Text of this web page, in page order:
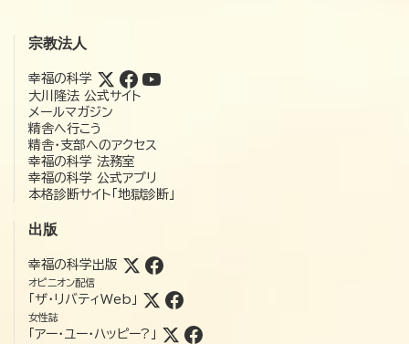
宗教法人
幸福の科学
大川隆法 公式サイト
メールマガジン
精舎へ行こう
精舎・支部へのアクセス
幸福の科学 法務室
幸福の科学 公式アプリ
本格診断サイト「地獄診断」
出版
幸福の科学出版
オピニオン配信
「ザ・リバティWeb」
女性誌
「アー・ユー・ハッピー?」